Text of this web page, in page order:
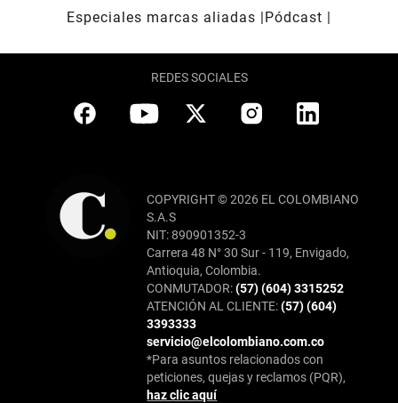
Especiales marcas aliadas
Pódcast
REDES SOCIALES
COPYRIGHT © 2026 EL COLOMBIANO
S.A.S
NIT: 890901352-3
Carrera 48 N° 30 Sur - 119, Envigado,
Antioquia, Colombia.
CONMUTADOR:(57) (604) 3315252
ATENCIÓN AL CLIENTE:(57) (604)
3393333
servicio@elcolombiano.com.co
*Para asuntos relacionados con
peticiones, quejas y reclamos (PQR),
haz clic aquí